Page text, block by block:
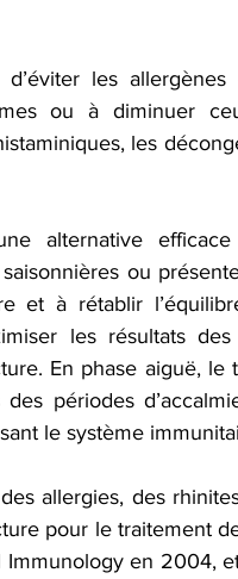
les
ou à diminuer
les
alternative
ou
et à rétablir
les résultats des
En phase aiguë, le
périodes
le système
allergies, des
pour le traitement
en 2004,